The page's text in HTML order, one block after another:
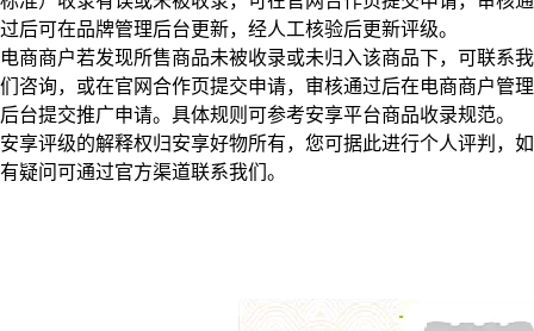
过后可在品牌管理后台更新，经人工核验后更新评级。
电商商户若发现所售商品未被收录或未归入该商品下，可联系我
们咨询，或在官网合作页提交申请，审核通过后在电商商户管理
后台提交推广申请。具体规则可参考安享平台商品收录规范。
安享评级的解释权归安享好物所有，您可据此进行个人评判，如
有疑问可通过官方渠道联系我们。